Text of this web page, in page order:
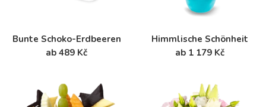
Bunte Schoko-Erdbeeren
ab 489 Kč
Himmlische Schönheit
ab 1 179 Kč